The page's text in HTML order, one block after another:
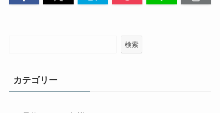
検索
カテゴリー